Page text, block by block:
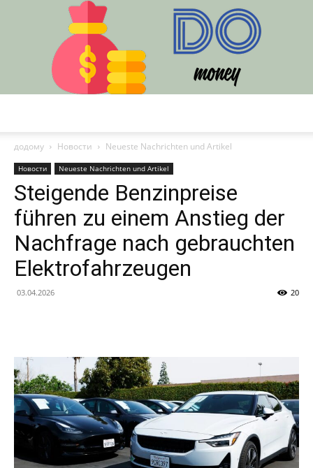
додому
Новости Neueste Nachrichten und Artikel
Новости Neueste Nachrichten und Artikel
Steigende Benzinpreise
führen zu einem Anstieg der
Nachfrage nach gebrauchten
Elektrofahrzeugen
03.04.2026 20